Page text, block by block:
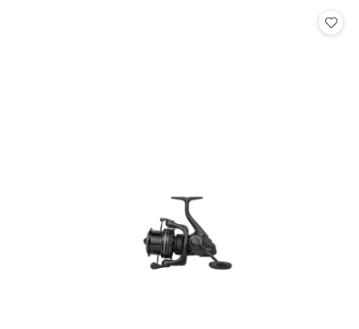
Cena: